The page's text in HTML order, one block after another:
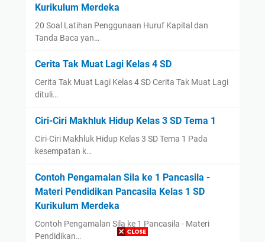
Kurikulum Merdeka
20 Soal Latihan Penggunaan Huruf Kapital dan
Tanda Baca yan…
Cerita Tak Muat Lagi Kelas 4 SD
Cerita Tak Muat Lagi Kelas 4 SD Cerita Tak Muat Lagi
dituli…
Ciri-Ciri Makhluk Hidup Kelas 3 SD Tema 1
Ciri-Ciri Makhluk Hidup Kelas 3 SD Tema 1 Pada
kesempatan k…
Contoh Pengamalan Sila ke 1 Pancasila -
Materi Pendidikan Pancasila Kelas 1 SD
Kurikulum Merdeka
Contoh Pengamalan Sila ke 1 Pancasila - Materi
Pendidikan…